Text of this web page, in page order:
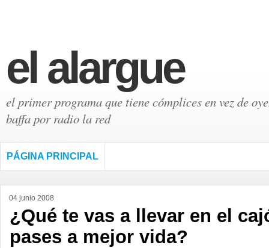
el alargue
el primer programa que tiene cómplices en vez de
baffa por radio la red
PÁGINA PRINCIPAL
04 junio 2008
¿Qué te vas a llevar en el
pases a mejor vida?